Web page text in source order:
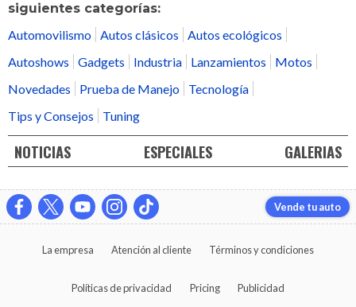
siguientes categorías:
Automovilismo Autos clásicos
Autos ecológicos
Autoshows
Gadgets Industria Lanzamientos
Motos
Novedades
Prueba de Manejo
Tecnología
Tips y Consejos
Tuning
NOTICIAS ESPECIALES GALERIAS
Vende tu auto
La empresa Atención al cliente Términos y condiciones
Políticas de privacidad Pricing Publicidad